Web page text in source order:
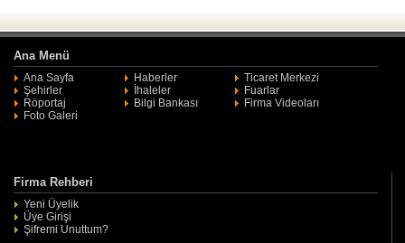
Ana Menü
Ana Sayfa Haberler
Ticaret Merkezi
Şehirler
İhaleler
Fuarlar
Röportaj
Bilgi Bankası
Firma Videoları
Foto Galeri
Firma Rehberi
Yeni Üyelik
Üye Girişi
Şifremi Unuttum?